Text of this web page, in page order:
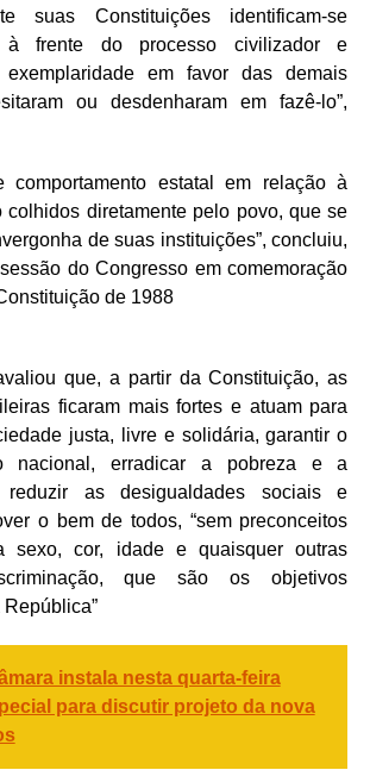
suas Constituições identificam-se
à frente do processo civilizador e
exemplaridade em favor das demais
ou desdenharam em fazê-lo”,
comportamento estatal em relação à
colhidos diretamente pelo povo, que se
de suas instituições”, concluiu,
do Congresso em comemoração
de 1988
que, a partir da Constituição, as
ficaram mais fortes e atuam para
justa, livre e solidária, garantir o
nacional, erradicar a pobreza e a
reduzir as desigualdades sociais e
o bem de todos, “sem preconceitos
sexo, cor, idade e quaisquer outras
que são os objetivos
instala nesta quarta-feira
para discutir projeto da nova